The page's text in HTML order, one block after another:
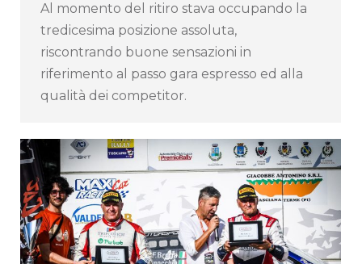
Al momento del ritiro stava occupando la
tredicesima posizione assoluta,
riscontrando buone sensazioni in
riferimento al passo gara espresso ed alla
qualità dei competitor.